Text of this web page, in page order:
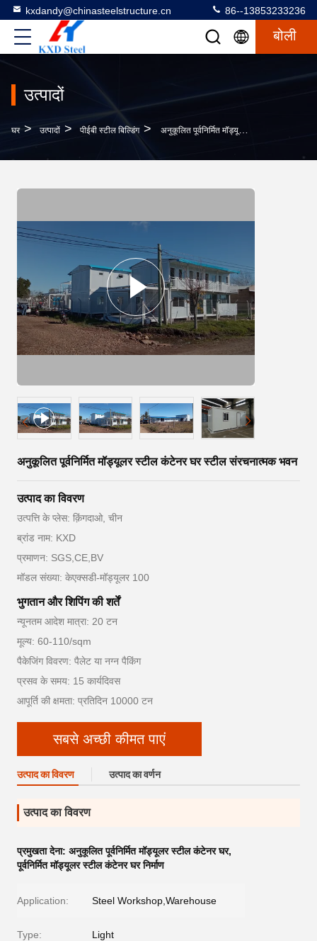
kxdandy@chinasteelstructure.cn 86--13853233236
बोली
उत्पादों
घर > उत्पादों > पीईबी स्टील बिल्डिंग > अनुकूलित पूर्वनिर्मित मॉड्यूलर स्टील कंटेनर घर स्टील संरचनात्मक भवन
अनुकूलित पूर्वनिर्मित मॉड्यूलर स्टील कंटेनर घर स्टील संरचनात्मक भवन
उत्पाद का विवरण
उत्पत्ति के प्लेस: क़िंगदाओ, चीन
ब्रांड नाम: KXD
प्रमाणन: SGS,CE,BV
मॉडल संख्या: केएक्सडी-मॉड्यूलर 100
भुगतान और शिपिंग की शर्तें
न्यूनतम आदेश मात्रा: 20 टन
मूल्य: 60-110/sqm
पैकेजिंग विवरण: पैलेट या नग्न पैकिंग
प्रसव के समय: 15 कार्यदिवस
आपूर्ति की क्षमता: प्रतिदिन 10000 टन
सबसे अच्छी कीमत पाएं
उत्पाद का विवरण उत्पाद का वर्णन
उत्पाद का विवरण
प्रमुखता देना: अनुकूलित पूर्वनिर्मित मॉड्यूलर स्टील कंटेनर घर,
पूर्वनिर्मित मॉड्यूलर स्टील कंटेनर घर निर्माण
Application: Steel Workshop,Warehouse
Type: Light